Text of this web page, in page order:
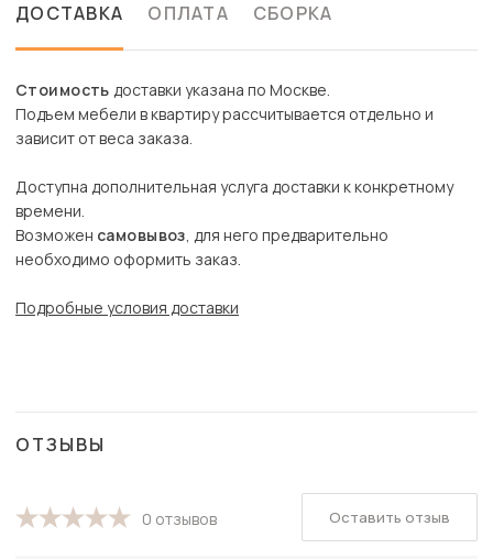
ДОСТАВКА ОПЛАТА СБОРКА
Стоимость доставки указана по Москве.
Подъем мебели в квартиру рассчитывается отдельно и
зависит от веса заказа.
Доступна дополнительная услуга доставки к конкретному
времени.
Возможен самовывоз, для него предварительно
необходимо оформить заказ.
Подробные условия доставки
ОТЗЫВЫ
0 отзывов Оставить отзыв